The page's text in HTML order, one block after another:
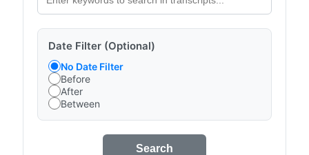
Date Filter (Optional)
No Date Filter
Before
After
Between
Search